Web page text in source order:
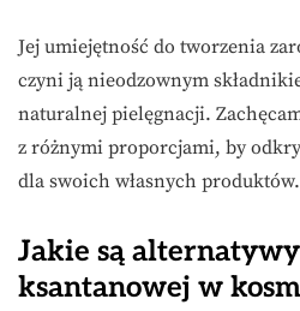
Jej umiejętność do tworzenia
czyni ją nieodzownym
naturalnej pielęgnacji.
z różnymi proporcjami, by
dla swoich własnych produktów.
Jakie są
ksantanowej w